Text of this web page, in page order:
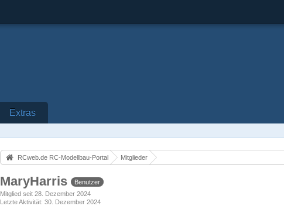
Extras
RCweb.de RC-Modellbau-Portal Mitglieder
MaryHarris
Benutzer
Mitglied seit 28. Dezember 2024
Letzte Aktivität 30. Dezember 2024